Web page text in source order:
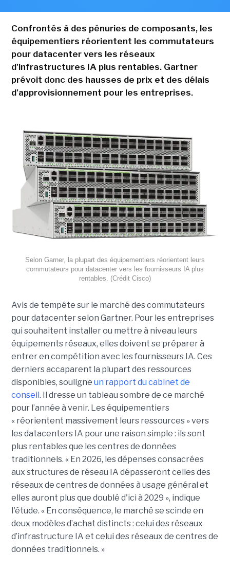
Confrontés à des pénuries de composants, les
équipementiers réorientent les commutateurs
pour datacenter vers les réseaux
d'infrastructures IA plus rentables. Gartner
prévoit donc des hausses de prix et des délais
d'approvisionnement pour les entreprises.
Selon Garner, la plupart des équipementiers réorientent leurs
commutateurs pour datacenter vers les fournisseurs IA plus
rentables. (Crédit Cisco)
Avis de tempête sur le marché des commutateurs
pour datacenter selon Gartner. Pour les entreprises
qui souhaitent installer ou mettre à niveau leurs
équipements réseaux, elles doivent se préparer à
entrer en compétition avec les fournisseurs IA. Ces
derniers accaparent la plupart des ressources
disponibles, souligne un rapport du cabinet de
conseil. Il dresse un tableau sombre de ce marché
pour l’année à venir. Les équipementiers
« réorientent massivement leurs ressources » vers
les datacenters IA pour une raison simple : ils sont
plus rentables que les centres de données
traditionnels. « En 2026, les dépenses consacrées
aux structures de réseau IA dépasseront celles des
réseaux de centres de données à usage général et
elles auront plus que doublé d'ici à 2029 », indique
l'étude. « En conséquence, le marché se scinde en
deux modèles d’achat distincts : celui des réseaux
d’infrastructure IA et celui des réseaux de centres de
données traditionnels. »